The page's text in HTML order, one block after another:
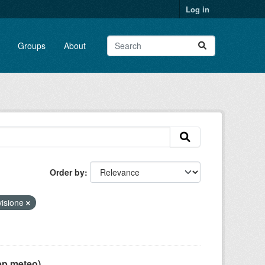
Log in
Groups About
Order by